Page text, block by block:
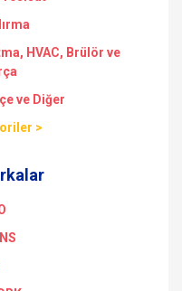
HVAC, Brülör ve
ve Diğer
>